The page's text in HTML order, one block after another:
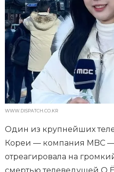
WWW.DISPATCH.CO.KR
Один из крупнейших
Кореи — компания MBC
отреагировала на